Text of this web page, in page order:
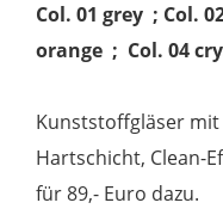
Col. 01 grey ; Col.
orange ; Col. 04
Kunststoffgläser
Hartschicht, Clean-
für 89,- Euro dazu.